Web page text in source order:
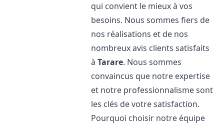
qui convient le mieux à vos
besoins. Nous sommes fiers de
nos réalisations et de nos
nombreux avis clients satisfaits
àTarare. Nous sommes
convaincus que notre expertise
et notre professionnalisme sont
les clés de votre satisfaction.
Pourquoi choisir notre équipe